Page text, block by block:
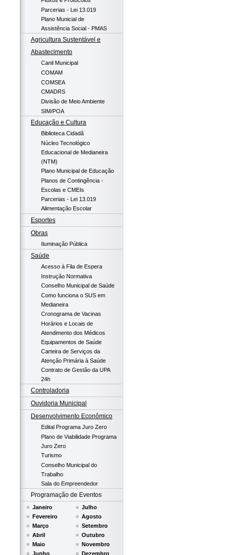
Parcerias - Lei 13.019
Plano Municial de
Assistência Social - PMAS
Agricultura Sustentável e
Abastecimento
Canil Municipal
COMAM
COMSEA
CMADRS
Divisão de Meio Ambiente
SIM/POA
Educação e Cultura
Biblioteca Cidadã
Núcleo Tecnológico
Educacional de Medianeira
(NTM)
Plano Municipal de Educação
Planos de Contingência -
Escolas e CMEIs
Parcerias - Lei 13.019
Alimentação Escolar
Esportes
Obras
Iluminação Pública
Saúde
Acesso à Fila de Espera
Instrução Normativa
Conselho Municipal de Saúde
Como funciona o SUS em
Medianeira
Cronograma de Vacinas
Horários e Locais de
Atendimento dos Médicos
Equipamentos de Saúde
Carteira de Serviços da
Atenção Primária à Saúde
Contrato de Gestão da UPA
24h
Controladoria
Ouvidoria Municipal
Desenvolvimento Econômico
Edital Programa Juro Zero
Plano de Viabilidade Programa
Juro Zero
Turismo
Conselho Municipal do
Trabalho
Sala do Empreendedor
Programação de Eventos
Janeiro
Fevereiro
Março
Abril
Maio
Junho
Julho
Agosto
Setembro
Outubro
Novembro
Dezembro